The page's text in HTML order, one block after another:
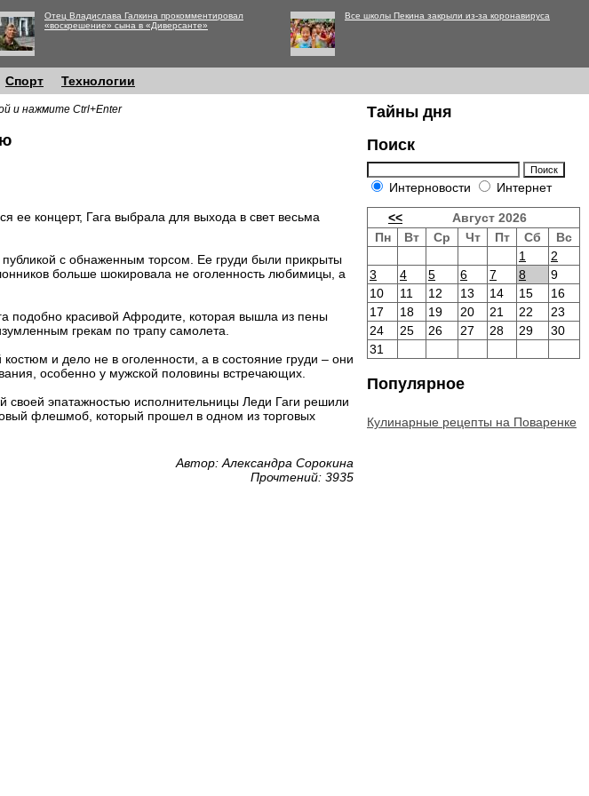
Отец Владислава Галкина прокомментировал
«воскрешение» сына в «Диверсанте»
Все школы Пекина закрыли из-за коронавируса
Спорт Технологии
и нажмите Ctrl+Enter
ее концерт, Гага выбрала для выхода в свет весьма
с обнаженным торсом. Ее груди были прикрыты
больше шокировала не оголенность любимицы, а
подобно красивой Афродите, которая вышла из пены
грекам по трапу самолета.
и дело не в оголенности, а в состояние груди – они
особенно у мужской половины встречающих.
эпатажностью исполнительницы Леди Гаги решили
флешмоб, который прошел в одном из торговых
Автор: Александра Сорокина
Прочтений: 3935
Тайны дня
Поиск
Интерновости Интернет
<<
Август 2026
Пн
Вт Ср Чт Пт Сб
Вс
1
2
3
4 5 6 7 8
9
10
11 12 13 14 15
16
17
18 19 20 21 22
23
24
25 26 27 28 29
30
31
Популярное
Кулинарные рецепты на Поваренке